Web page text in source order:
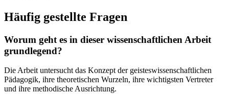
Häufig gestellte Fragen
Worum geht es in dieser wissenschaftlichen Arbeit
grundlegend?
Die Arbeit untersucht das Konzept der geisteswissenschaftlichen
Pädagogik, ihre theoretischen Wurzeln, ihre wichtigsten Vertreter
und ihre methodische Ausrichtung.